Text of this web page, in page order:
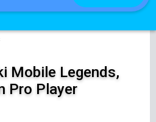
Mobile Legends,
Pro Player